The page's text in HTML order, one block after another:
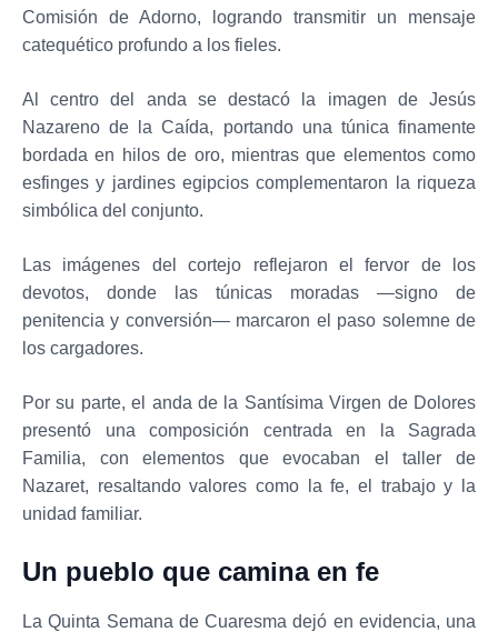
Comisión de Adorno, logrando transmitir un mensaje
catequético profundo a los fieles.
Al centro del anda se destacó la imagen de Jesús
Nazareno de la Caída, portando una túnica finamente
bordada en hilos de oro, mientras que elementos como
esfinges y jardines egipcios complementaron la riqueza
simbólica del conjunto.
Las imágenes del cortejo reflejaron el fervor de los
devotos, donde las túnicas moradas —signo de
penitencia y conversión— marcaron el paso solemne de
los cargadores.
Por su parte, el anda de la Santísima Virgen de Dolores
presentó una composición centrada en la Sagrada
Familia, con elementos que evocaban el taller de
Nazaret, resaltando valores como la fe, el trabajo y la
unidad familiar.
Un pueblo que camina en fe
La Quinta Semana de Cuaresma dejó en evidencia, una